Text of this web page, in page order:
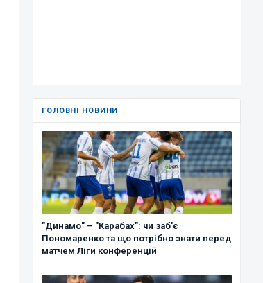
ГОЛОВНІ НОВИНИ
"Динамо" – "Карабах": чи заб'є
Пономаренко та що потрібно знати перед
матчем Ліги конференцій